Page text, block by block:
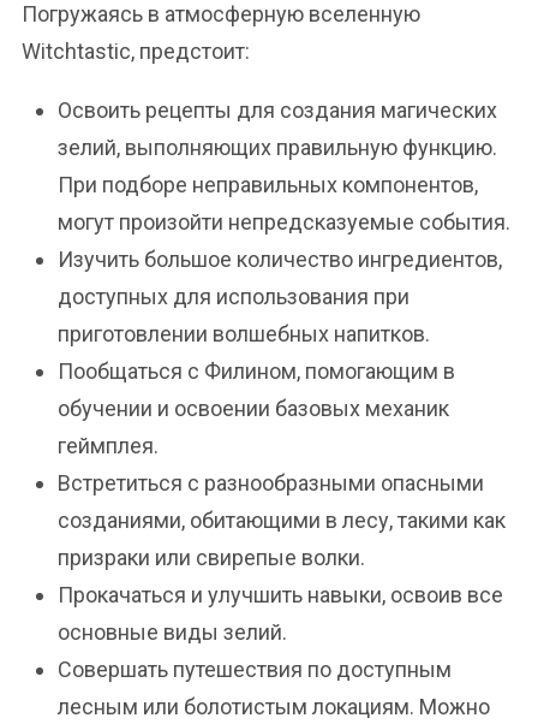
Погружаясь в атмосферную вселенную
Witchtastic, предстоит:
Освоить рецепты для создания магических
зелий, выполняющих правильную функцию.
При подборе неправильных компонентов,
могут произойти непредсказуемые события.
Изучить большое количество ингредиентов,
доступных для использования при
приготовлении волшебных напитков.
Пообщаться с Филином, помогающим в
обучении и освоении базовых механик
геймплея.
Встретиться с разнообразными опасными
созданиями, обитающими в лесу, такими как
призраки или свирепые волки.
Прокачаться и улучшить навыки, освоив все
основные виды зелий.
Совершать путешествия по доступным
лесным или болотистым локациям. Можно